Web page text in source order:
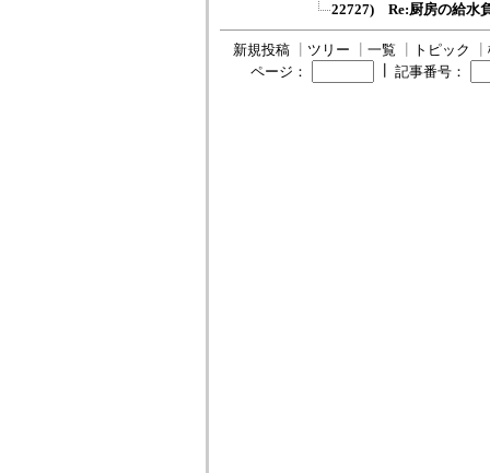
22727) Re:厨房の給水
新規投稿 ツリー 一覧 トピック
ページ：
記事番号：